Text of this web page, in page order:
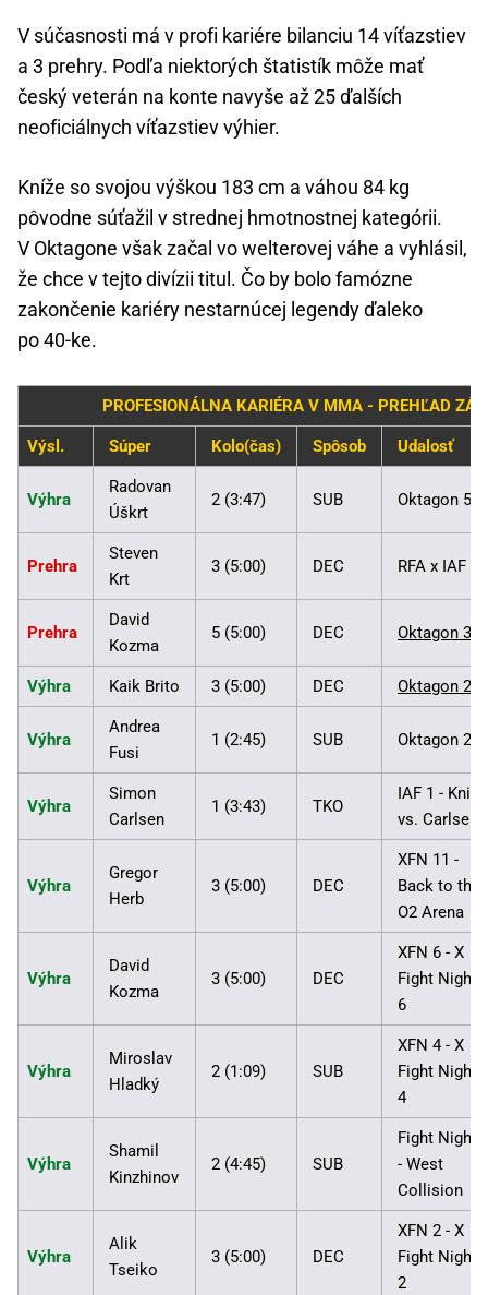
V súčasnosti má v profi kariére bilanciu 14 víťazstiev
a 3 prehry. Podľa niektorých štatistík môže mať
český veterán na konte navyše až 25 ďalších
neoficiálnych víťazstiev výhier.
Kníže so svojou výškou 183 cm a váhou 84 kg
pôvodne súťažil v strednej hmotnostnej kategórii.
V Oktagone však začal vo welterovej váhe a vyhlásil,
že chce v tejto divízii titul. Čo by bolo famózne
zakončenie kariéry nestarnúcej legendy ďaleko
po 40-ke.
PROFESIONÁLNA KARIÉRA V MMA - PREHĽAD
Výsl. Súper Kolo(čas) Spôsob Udalosť
Výhra
Radovan
Úškrt
2 (3:47) SUB Oktagon 59
Prehra
Steven
Krt
3 (5:00) DEC RFA x IAF
Prehra
David
Kozma
5 (5:00) DEC Oktagon 32
Výhra Kaik Brito 3 (5:00) DEC Oktagon 28
Výhra
Andrea
Fusi
1 (2:45) SUB Oktagon 23
Výhra
Simon
Carlsen
1 (3:43) TKO
IAF 1 - Knize
vs. Carlsen
Výhra
Gregor
Herb
3 (5:00) DEC
XFN 11 -
Back to the
O2 Arena
Výhra
David
Kozma
3 (5:00) DEC
XFN 6 - X
Fight Nights
6
Výhra
Miroslav
Hladký
2 (1:09) SUB
XFN 4 - X
Fight Nights
4
Výhra
Shamil
Kinzhinov
2 (4:45) SUB
Fight Night
- West
Collision
Výhra
Alik
Tseiko
3 (5:00) DEC
XFN 2 - X
Fight Nights
2